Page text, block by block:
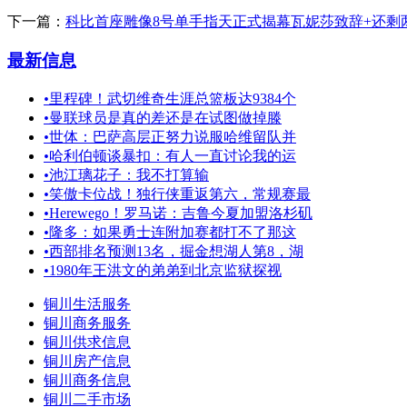
下一篇： 科比首座雕像8号单手指天正式揭幕瓦妮莎致辞+还剩
最新信息
•里程碑！武切维奇生涯总篮板达9384个
•曼联球员是真的差还是在试图做掉滕
•世体：巴萨高层正努力说服哈维留队并
•哈利伯顿谈暴扣：有人一直讨论我的运
•池江璃花子：我不打算输
•笑傲卡位战！独行侠重返第六，常规赛最
•Herewego！罗马诺：吉鲁今夏加盟洛杉矶
•隆多：如果勇士连附加赛都打不了那这
•西部排名预测13名，掘金想湖人第8，湖
•1980年王洪文的弟弟到北京监狱探视
铜川生活服务
铜川商务服务
铜川供求信息
铜川房产信息
铜川商务信息
铜川二手市场